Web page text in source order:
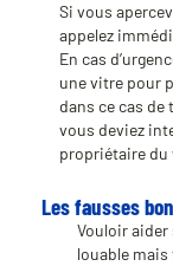
Si vous
appelez
En cas
une vitre pour
dans ce cas
vous deviez
propriétaire du
Les fausses
Vouloir
louable